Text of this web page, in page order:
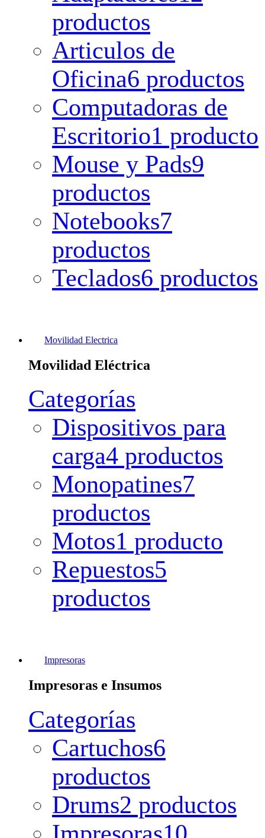
productos
Articulos de
Oficina6 productos
Computadoras de
Escritorio1 producto
Mouse y Pads9
productos
Notebooks7
productos
Teclados6 productos
Movilidad Electrica
Movilidad Eléctrica
Categorías
Dispositivos para
carga4 productos
Monopatines7
productos
Motos1 producto
Repuestos5
productos
Impresoras
Impresoras e Insumos
Categorías
Cartuchos6
productos
Drums2 productos